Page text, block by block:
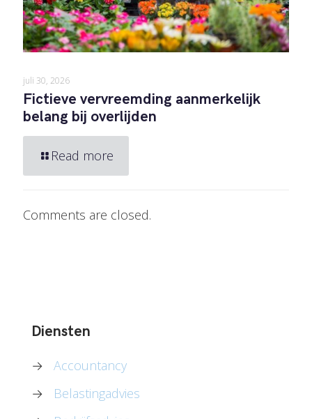
juli 30, 2026
Fictieve vervreemding aanmerkelijk
belang bij overlijden
Read more
Comments are closed.
Diensten
→
Accountancy
→
Belastingadvies